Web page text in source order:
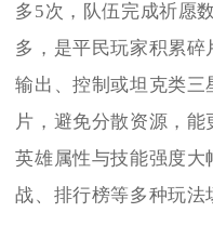
多5次，队伍完成祈愿
多，是平民玩家积累
输出、控制或坦克类
片，避免分散资源，
英雄属性与技能强度
战、排行榜等多种玩法